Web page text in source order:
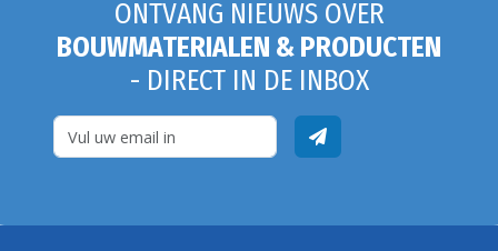
ONTVANG NIEUWS OVER
BOUWMATERIALEN & PRODUCTEN
- DIRECT IN DE INBOX